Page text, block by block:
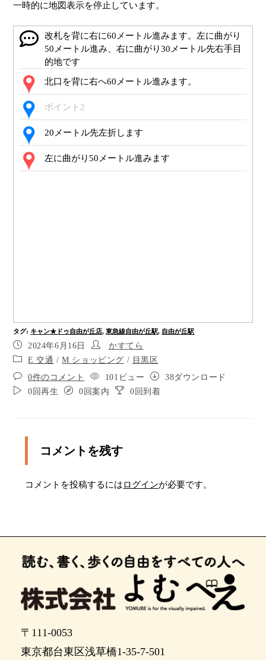
一時的に地図表示を停止しています。
改札を背に右に60メートル進みます。左に曲がり
50メートル進み、右に曲がり30メートル先右手目
的地です
北口を背に右へ60メートル進みます。
ポイント2
20メートル先左折します
左に曲がり50メートル進みます
タグ: キャン★ドゥ自由が丘店, 東急線自由が丘駅, 自由が丘駅
2024年6月16日
かすてら
E 交通 /M ショッピング / 目黒区
0件のコメント
101ビュー
38ダウンロード
0回再生
0回案内 0回到着
コメントを残す
コメントを投稿するにはログインが必要です。
〒111-0053
東京都台東区浅草橋1-35-7-501